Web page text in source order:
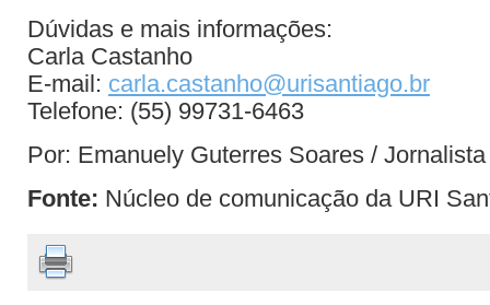
Dúvidas e mais informações:
Carla Castanho
E-mail: carla.castanho@urisantiago.br
Telefone: (55) 99731-6463
Por: Emanuely Guterres Soares /
Fonte: Núcleo de comunicação da URI